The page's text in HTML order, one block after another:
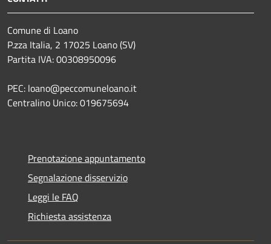
Comune di Loano
P.zza Italia, 2 17025 Loano (SV)
Partita IVA: 00308950096
PEC: loano@peccomuneloano.it
Centralino Unico: 019675694
Prenotazione appuntamento
Segnalazione disservizio
Leggi le FAQ
Richiesta assistenza